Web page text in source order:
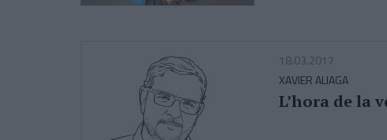
18.03.2017
XAVIER ALIAGA
L’hora de la